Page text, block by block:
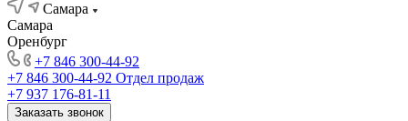
Самара
Самара
Оренбург
+7 846 300-44-92
+7 846 300-44-92 Отдел продаж
+7 937 176-81-11
Заказать звонок